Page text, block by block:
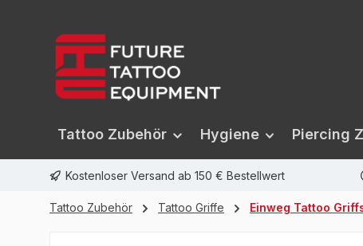
Tattoo Zubehör Hygiene Piercing
Kostenloser Versand ab 150 € Bestellwert
Tattoo Zubehör Tattoo Griffe Einweg Tattoo